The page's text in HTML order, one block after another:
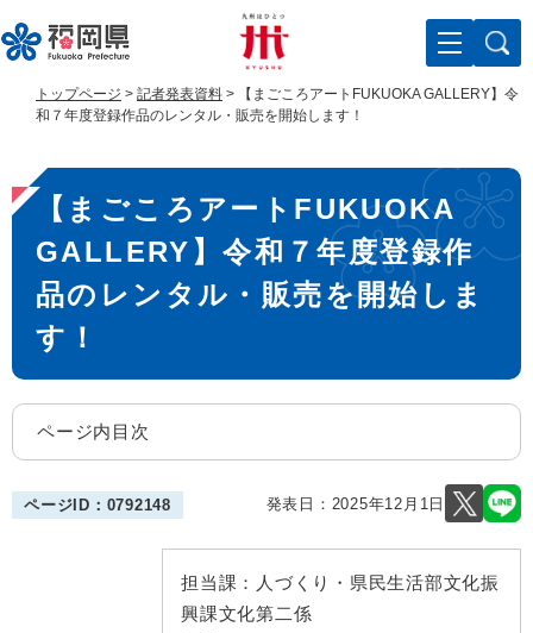
ー
ジ
す
。
ニ
ュ
し
て
トップページ > 記者発表資料 >
【まごころアートFUKUOKA GALLERY】令
和７年度登録作品のレンタル・販売を開始します！
本
文
【まごころアートFUKUOKA
GALLERY】令和７年度登録作
品のレンタル・販売を開始しま
す！
ページ内目次
ページID：0792148 発表日： 2025年12月1日
担当課： 人づくり・県民生活部文化振
興課文化第二係